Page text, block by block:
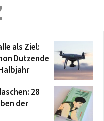
als Ziel:
Dutzende
28
der